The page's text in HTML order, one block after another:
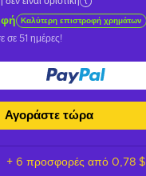
Καλύτερη επιστροφή χρημάτων
σε 51 ημέρες!
Αγοράστε τώρα
+ 6 προσφορές από 0,78 $